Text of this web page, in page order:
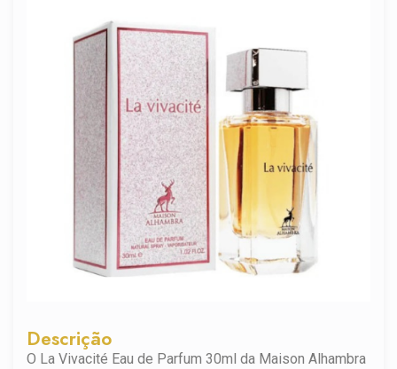
Descrição
O La Vivacité Eau de Parfum 30ml da Maison Alhambra